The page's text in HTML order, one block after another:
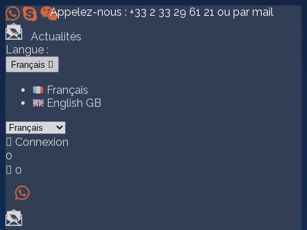
 Appelez-nous : +33 2 33 29 61 21 ou par mail
Actualités
Langue :
Français 
Français
English GB
 Connexion
0
 0
